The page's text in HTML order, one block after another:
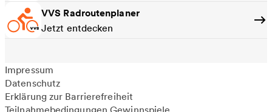
VVS Radroutenplaner
Jetzt entdecken
Impressum
Datenschutz
Erklärung zur Barrierefreiheit